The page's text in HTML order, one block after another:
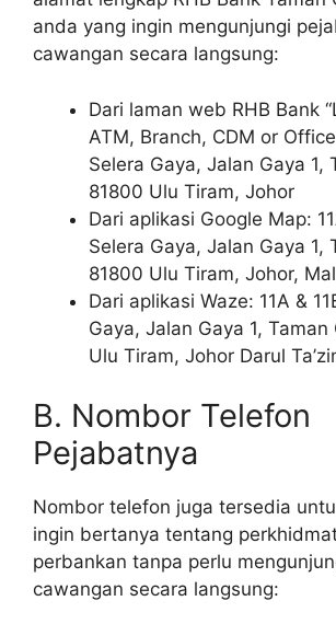
anda yang ingin mengunjungi
cawangan secara langsung:
Dari laman web RHB Bank
ATM, Branch, CDM or
Selera Gaya, Jalan Gaya 1,
81800 Ulu Tiram, Johor
Dari aplikasi Google Map:
Selera Gaya, Jalan Gaya 1,
81800 Ulu Tiram, Johor,
Dari aplikasi Waze: 11A &
Gaya, Jalan Gaya 1, Taman
Ulu Tiram, Johor Darul
B. Nombor Telefon
Pejabatnya
Nombor telefon juga tersedia
ingin bertanya tentang
perbankan tanpa perlu
cawangan secara langsung: